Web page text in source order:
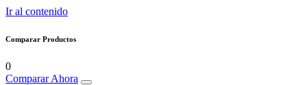
Ir al contenido
Comparar Productos
0
Comparar Ahora